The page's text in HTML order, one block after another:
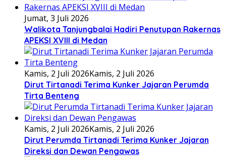
Jumat, 3 Juli 2026
Walikota Tanjungbalai Hadiri Penutupan Rakernas
APEKSI XVIII di Medan
Kamis, 2 Juli 2026Kamis, 2 Juli 2026
Dirut Tirtanadi Terima Kunker Jajaran Perumda
Tirta Benteng
Kamis, 2 Juli 2026Kamis, 2 Juli 2026
Dirut Perumda Tirtanadi Terima Kunker Jajaran
Direksi dan Dewan Pengawas